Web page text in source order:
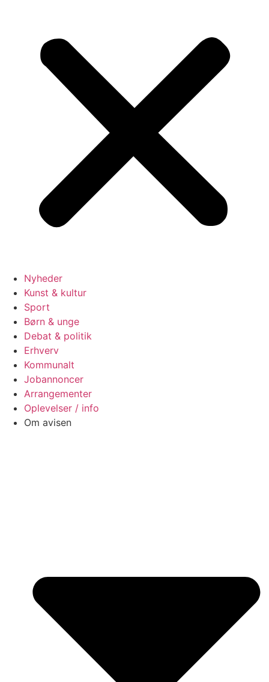
Nyheder
Kunst & kultur
Sport
Børn & unge
Debat & politik
Erhverv
Kommunalt
Jobannoncer
Arrangementer
Oplevelser / info
Om avisen